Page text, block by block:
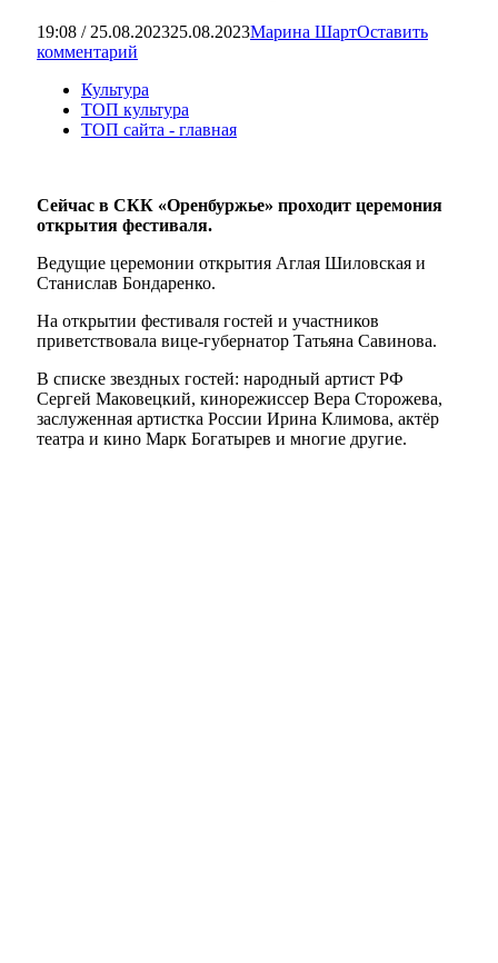
19:08 / 25.08.202325.08.2023Марина ШартОставить
комментарий
Культура
ТОП культура
ТОП сайта - главная
Сейчас в СКК «Оренбуржье» проходит церемония
открытия фестиваля.
Ведущие церемонии открытия Аглая Шиловская и
Станислав Бондаренко.
На открытии фестиваля гостей и участников
приветствовала вице-губернатор Татьяна Савинова.
В списке звездных гостей: народный артист РФ
Сергей Маковецкий, кинорежиссер Вера Сторожева,
заслуженная артистка России Ирина Климова, актёр
театра и кино Марк Богатырев и многие другие.